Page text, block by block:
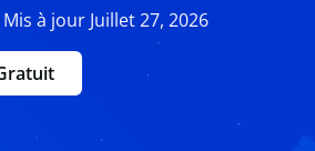
à jour Juillet 27, 2026